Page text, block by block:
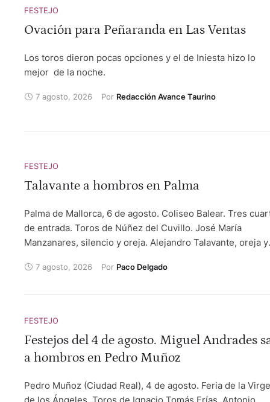
Serena, bien presentadas y de buen juego en general. Al
primero se le premió con la vuelta al ruedo. Completaban
cuarteto de actuantes Rubén Vara, de la escuela taurina
de Madrid, quien ha cortado dos orejas y Julio Martín,
alumno de la escuela taurina Adour Afición Richard Milian,
FESTEJO
Ovación para Peñaranda en Las Ventas
Los toros dieron pocas opciones y el de Iniesta hizo lo
mejor de la noche.
7 agosto, 2026 Por Redacción Avance Taurino
FESTEJO
Talavante a hombros en Palma
Palma de Mallorca, 6 de agosto. Coliseo Balear. Tres
de entrada. Toros de Núñez del Cuvillo. José María
Manzanares, silencio y oreja. Alejandro Talavante, oreja y
7 agosto, 2026 Por Paco Delgado
FESTEJO
Festejos del 4 de agosto. Miguel Andrades
a hombros en Pedro Muñoz
Pedro Muñoz (Ciudad Real), 4 de agosto. Feria de la